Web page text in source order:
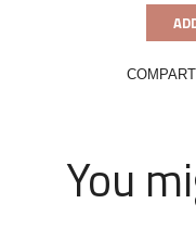
You